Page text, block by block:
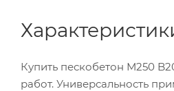
Купить пескобетон М250
работ. Универсальность